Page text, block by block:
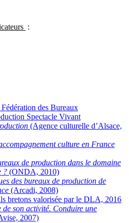
:
des Bureaux
Spectacle Vivant
(Agence culturelle d’Alsace,
culture en France
de production dans le domaine
? (ONDA, 2010)
des bureaux de production de
(Arcadi, 2008)
bretons valorisée par le DLA, 2016
son activité. Conduire une
2007)